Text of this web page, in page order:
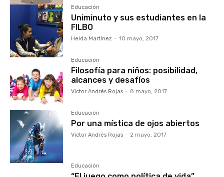
Educación
Uniminuto y sus estudiantes en la
FILBO
Helda Martínez - 10 mayo, 2017
Educación
Filosofía para niños: posibilidad,
alcances y desafíos
Victor Andrés Rojas - 8 mayo, 2017
Educación
Por una mística de ojos abiertos
Victor Andrés Rojas - 2 mayo, 2017
Educación